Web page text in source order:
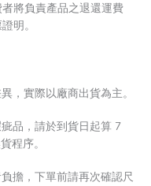
將負責產品之退還運費
明。
，實際以廠商出貨為主。
品，請於到貨日起算 7
程序。
擔，下單前請再次確認尺